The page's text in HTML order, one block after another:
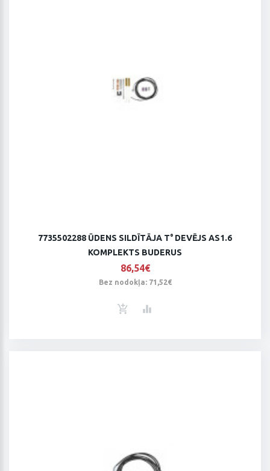
7735502288 ŪDENS SILDĪTĀJA T° DEVĒJS AS1.6
KOMPLEKTS BUDERUS
86,54€
Bez nodokļa: 71,52€